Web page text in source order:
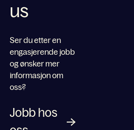
us
Ser du etter en
engasjerende jobb
og ønsker mer
informasjon om
oss?
Jobb hos